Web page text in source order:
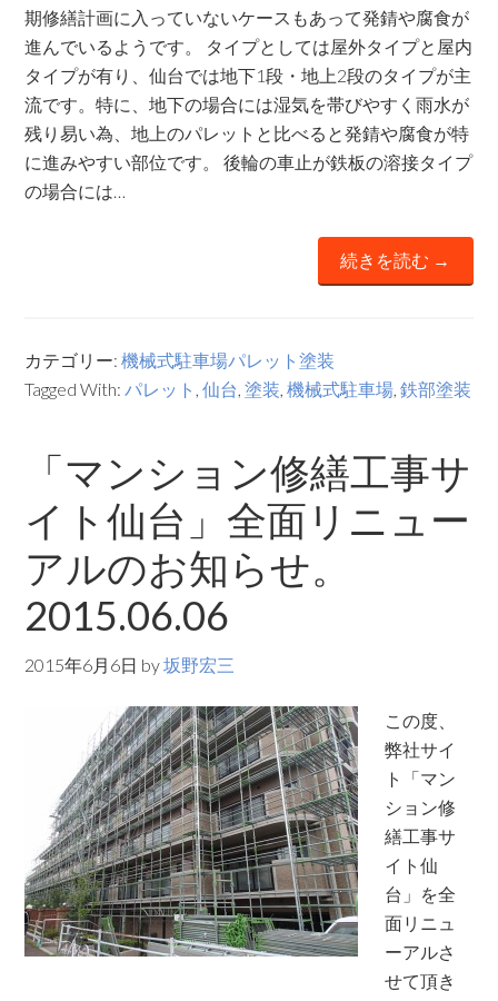
期修繕計画に入っていないケースもあって発錆や腐食が
進んでいるようです。 タイプとしては屋外タイプと屋内
タイプが有り、仙台では地下1段・地上2段のタイプが主
流です。特に、地下の場合には湿気を帯びやすく雨水が
残り易い為、地上のパレットと比べると発錆や腐食が特
に進みやすい部位です。 後輪の車止が鉄板の溶接タイプ
の場合には…
続きを読む →
カテゴリー:機械式駐車場パレット塗装
Tagged With:パレット ,仙台,塗装,機械式駐車場,鉄部塗装
「マンション修繕工事サ
イト仙台」全面リニュー
アルのお知らせ。
2015.06.06
2015年6月6日 by坂野宏三
この度、
弊社サイ
ト「マン
ション修
繕工事サ
イト仙
台」を全
面リニュ
ーアルさ
せて頂き